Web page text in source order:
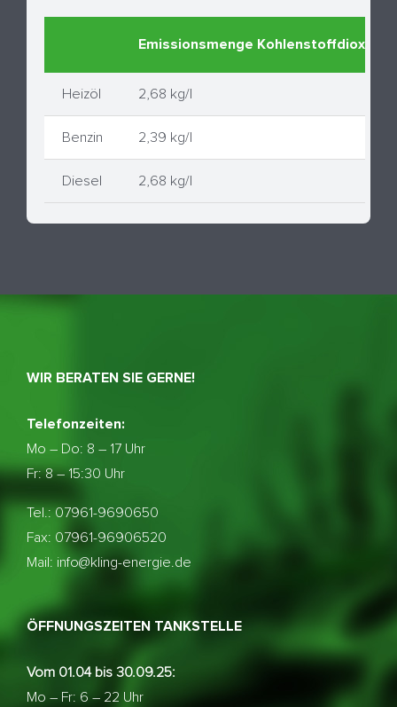
Emissionsmenge Kohlenstoffdioxid
Heizöl 2,68 kg/l
Benzin 2,39 kg/l
Diesel 2,68 kg/l
WIR BERATEN SIE GERNE!
Telefonzeiten:
Mo – Do: 8 – 17 Uhr
Fr: 8 – 15:30 Uhr
Tel.: 07961-9690650
Fax: 07961-96906520
Mail: info@kling-energie.de
ÖFFNUNGSZEITEN TANKSTELLE
Vom 01.04 bis 30.09.25:
Mo – Fr: 6 – 22 Uhr